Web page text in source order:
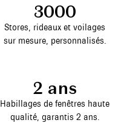
3000
Stores, rideaux et voilages
sur mesure, personnalisés.
2 ans
Habillages de fenêtres haute
qualité, garantis 2 ans.